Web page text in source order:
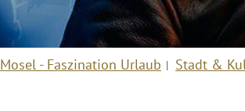
Mosel - Faszination Urlaub Stadt &